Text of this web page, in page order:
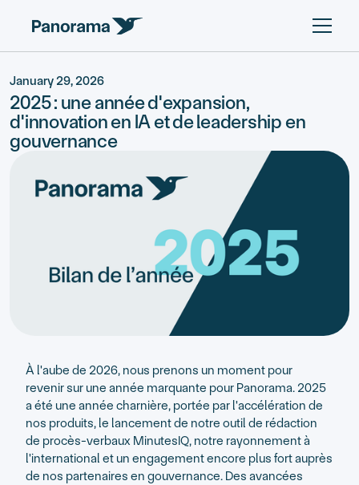
January 29, 2026
2025 : une année d'expansion,
d'innovation en IA et de leadership en
gouvernance
À l'aube de 2026, nous prenons un moment pour
revenir sur une année marquante pour Panorama. 2025
a été une année charnière, portée par l'accélération de
nos produits, le lancement de notre outil de rédaction
de procès-verbaux MinutesIQ, notre rayonnement à
l'international et un engagement encore plus fort auprès
de nos partenaires en gouvernance. Des avancées